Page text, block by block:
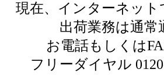
現在、インターネッ
出荷業務は通
お電話もしくは
フリーダイヤル